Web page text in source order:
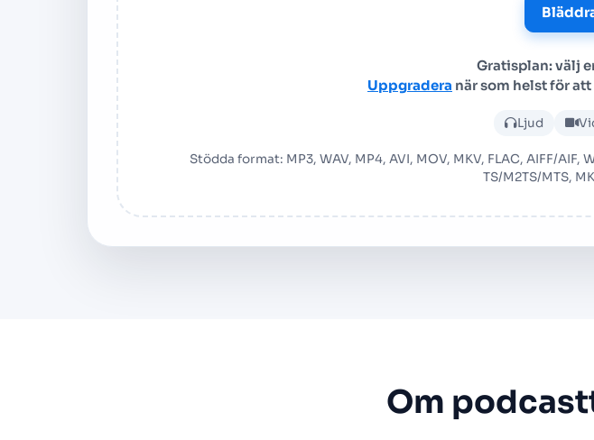
Gratisplan: välj
Uppgradera när som helst för
Ljud
Stödda format: MP3, WAV, MP4, AVI, MOV, MKV, FLAC, AIFF/AIF,
TS/M2TS/MTS,
Om